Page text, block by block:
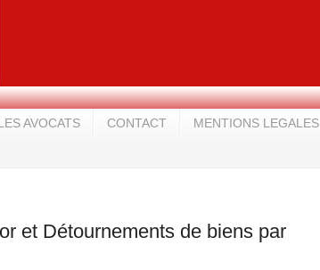
AVOCATS CONTACT MENTIONS LEGALES
et Détournements de biens par